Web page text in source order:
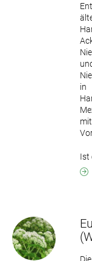
in
Ist